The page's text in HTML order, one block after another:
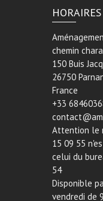
chemin
150 Buis
26750
France
+33
Attention le
15 09 55
celui du
54
Disponible
vendredi de